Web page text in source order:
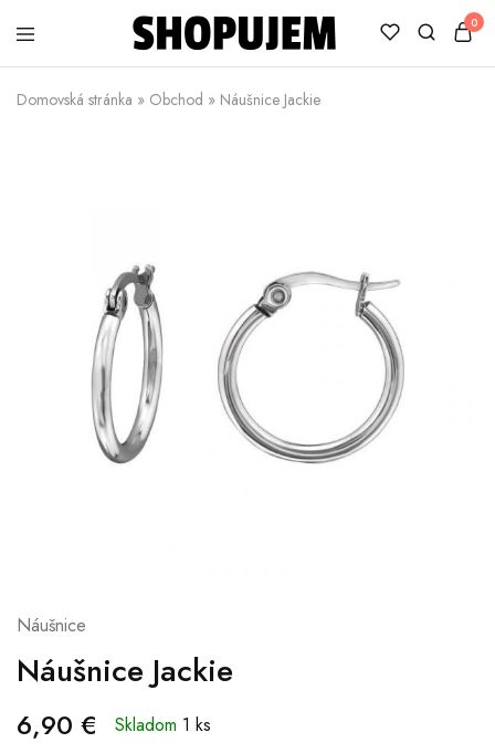
Shopujem
Veselé
s
0
Domovská stránka » Obchod » Náušnice Jackie
Náušnice
Náušnice Jackie
6,90 € Skladom 1 ks